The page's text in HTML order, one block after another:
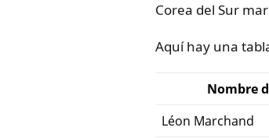
Corea del Sur
Aquí hay una
Nombre
Léon Marchand